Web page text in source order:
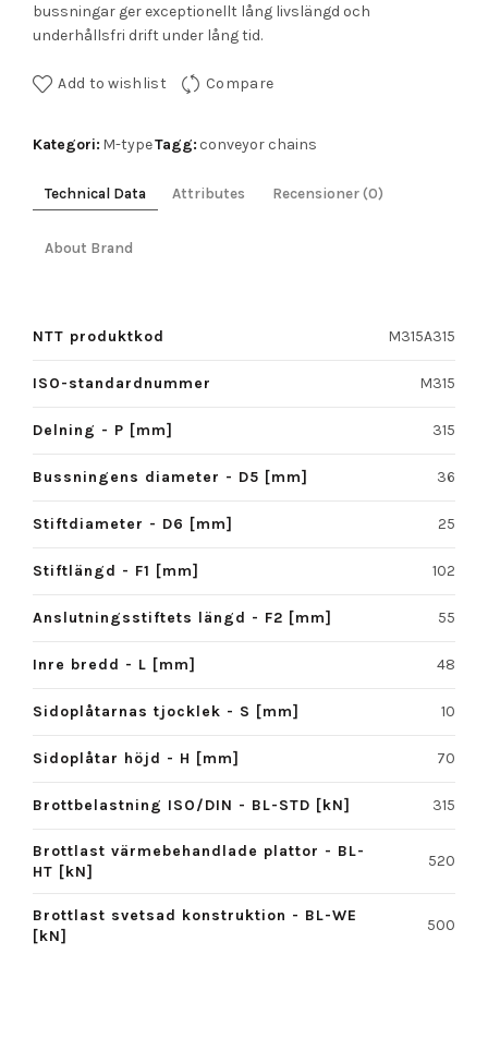
bussningar ger exceptionellt lång livslängd och
underhållsfri drift under lång tid.
Add to wishlist Compare
Kategori: M-typeTagg: conveyor chains
Technical Data Attributes Recensioner (0)
About Brand
NTT produktkod M315A315
ISO-standardnummer M315
Delning - P [mm] 315
Bussningens diameter - D5 [mm] 36
Stiftdiameter - D6 [mm] 25
Stiftlängd - F1 [mm] 102
Anslutningsstiftets längd - F2 [mm] 55
Inre bredd - L [mm] 48
Sidoplåtarnas tjocklek - S [mm] 10
Sidoplåtar höjd - H [mm] 70
Brottbelastning ISO/DIN - BL-STD [kN] 315
Brottlast värmebehandlade plattor - BL-
HT [kN]
520
Brottlast svetsad konstruktion - BL-WE
[kN]
500